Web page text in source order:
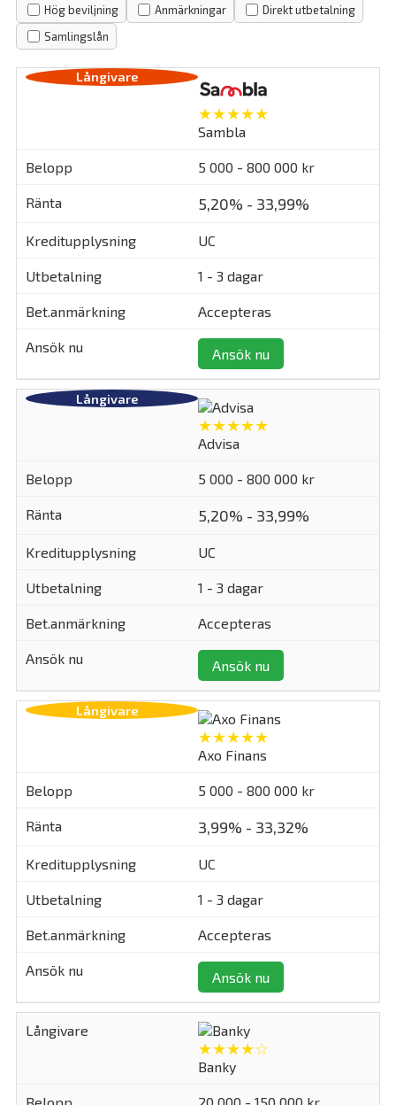
Hög beviljning
Anmärkningar
Direkt utbetalning
Samlingslån
★★★★★
Sambla
5 000 - 800 000 kr
5,20% - 33,99%
UC
1 - 3 dagar
Accepteras
Ansök nu
★★★★★
Advisa
5 000 - 800 000 kr
5,20% - 33,99%
UC
1 - 3 dagar
Accepteras
Ansök nu
★★★★★
Axo Finans
5 000 - 800 000 kr
3,99% - 33,32%
UC
1 - 3 dagar
Accepteras
Ansök nu
★★★★☆
Banky